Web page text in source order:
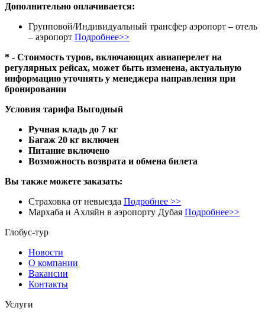
Дополнительно оплачивается:
Групповой/Индивидуальный трансфер аэропорт – отель
– аэропорт Подробнее>>
* - Стоимость туров, включающих авиаперелет на
регулярных рейсах, может быть изменена, актуальную
информацию уточнять у менеджера направления при
бронировании
Условия тарифа Выгодный
Ручная кладь до 7 кг
Багаж 20 кг включен
Питание включено
Возможность возврата и обмена билета
Вы также можете заказать:
Страховка от невыезда Подробнее >>
Мархаба и Ахляйн в аэропорту Дубая Подробнее>>
Глобус-тур
Новости
О компании
Вакансии
Контакты
Услуги